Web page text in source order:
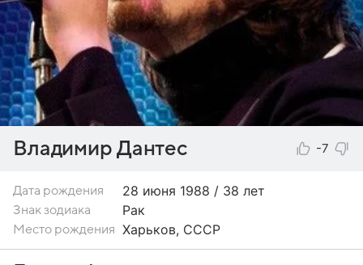
Владимир Дантес -7
Дата рождения 28 июня 1988 / 38 лет
Знак зодиака Рак
Место рождения Харьков, СССР